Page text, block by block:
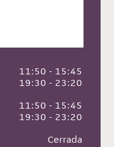
11:50 - 15:45
19:30 - 23:20
11:50 - 15:45
19:30 - 23:20
Cerrada